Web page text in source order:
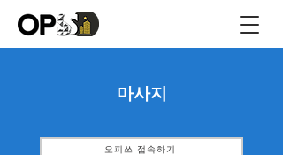
마사지
오피쓰 접속하기